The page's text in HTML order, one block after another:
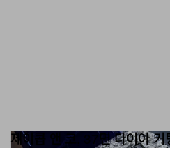
제이콥 앤 코, 37면 다이아 커